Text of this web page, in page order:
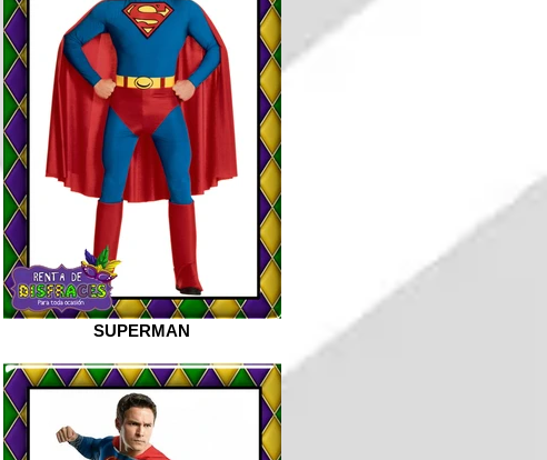
SUPERMAN